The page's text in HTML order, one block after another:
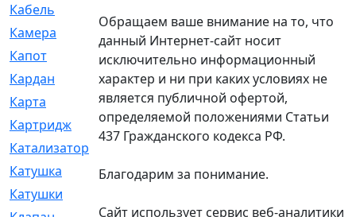
Кабель
Камера
[4]
Капот
[144]
Кардан
[131]
Карта
[2]
Картридж
[250]
Катализатор
[1]
Катушка
[2]
Катушки
Обращаем ваше внимание на то, что
данный Интернет-сайт носит
исключительно информационный
характер и ни при каких условиях не
является публичной офертой,
определяемой положениями Статьи
437 Гражданского кодекса РФ.
Благодарим за понимание.
Сайт использует сервис веб-аналитики